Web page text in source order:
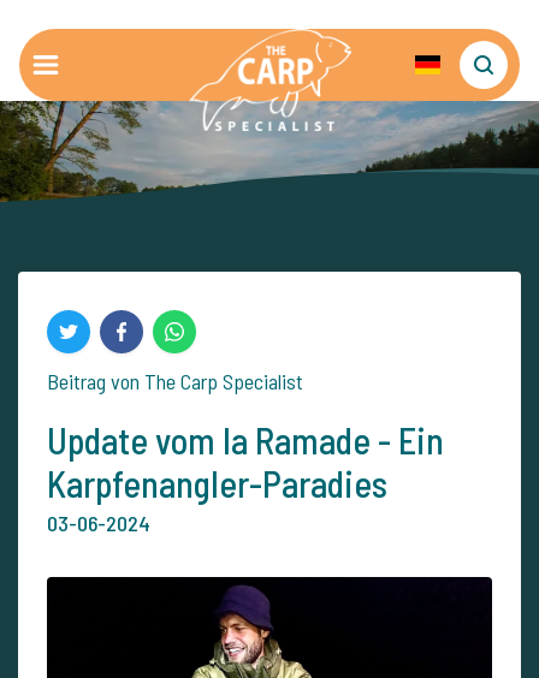
Beitrag von The Carp Specialist
Update vom la Ramade - Ein
Karpfenangler-Paradies
03-06-2024